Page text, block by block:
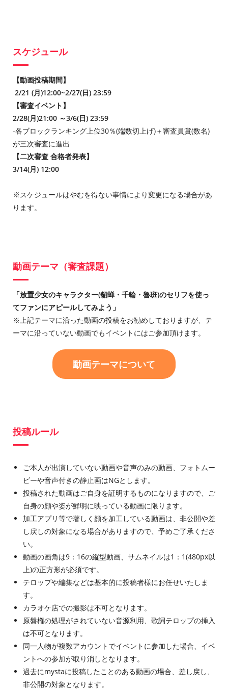
スケジュール
【動画投稿期間】
2/21 (月)12:00~2/27(日) 23:59
【審査イベント】
2/28(月)21:00 ～3/6(日) 23:59
-各ブロックランキング上位30％(端数切上げ)＋審査員賞(数名)
が三次審査に進出
【二次審査 合格者発表】
3/14(月) 12:00
※スケジュールはやむを得ない事情により変更になる場合があ
ります。
動画テーマ（審査課題）
「放置少女のキャラクター(貂蝉・千輪・魯班)のセリフを使っ
てファンにアピールしてみよう」
※上記テーマに沿った動画の投稿をお勧めしておりますが、テ
ーマに沿っていない動画でもイベントにはご参加頂けます。
動画テーマについて
投稿ルール
ご本人が出演していない動画や音声のみの動画、フォトムー
ビーや音声付きの静止画はNGとします。
投稿された動画はご自身を証明するものになりますので、ご
自身の顔や姿が鮮明に映っている動画に限ります。
加工アプリ等で著しく顔を加工している動画は、非公開や差
し戻しの対象になる場合がありますので、予めご了承くださ
い。
動画の画角は9：16の縦型動画、サムネイルは1：1(480px以
上)の正方形が必須です。
テロップや編集などは基本的に投稿者様にお任せいたしま
す。
カラオケ店での撮影は不可となります。
原盤権の処理がされていない音源利用、歌詞テロップの挿入
は不可となります。
同一人物が複数アカウントでイベントに参加した場合、イベ
ントへの参加が取り消しとなります。
過去にmystaに投稿したことのある動画の場合、差し戻し、
非公開の対象となります。